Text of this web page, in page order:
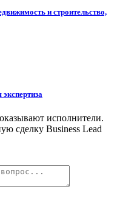
и строительство,
исполнители.
сделку Business Lead